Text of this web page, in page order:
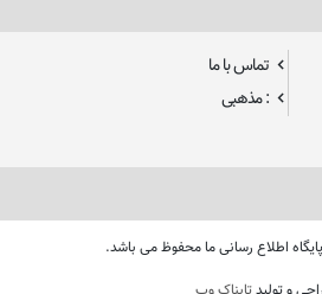
تماس با ما
: مذهبی
اطلاع رسانی ما محفوظ می باشد.